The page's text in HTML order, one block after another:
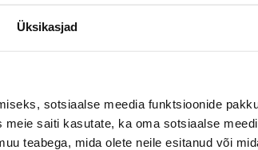
Üksikasjad
sotsiaalse meedia funktsioonide
saiti kasutate, ka oma sotsiaalse
teabega, mida olete neile esitanud või